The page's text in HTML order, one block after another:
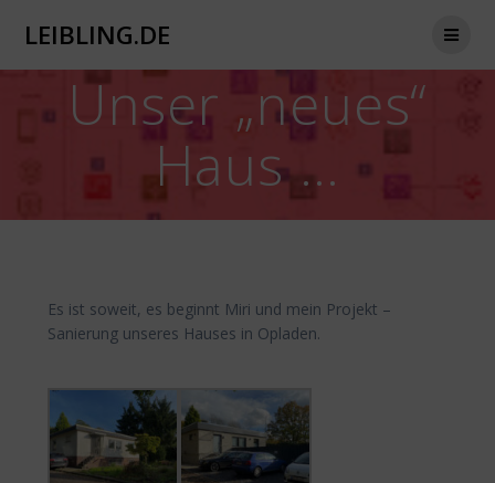
LEIBLING.DE
Unser „neues“
Haus …
Es ist soweit, es beginnt Miri und mein Projekt –
Sanierung unseres Hauses in Opladen.